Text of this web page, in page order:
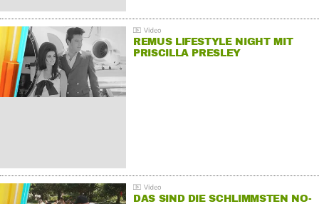
REMUS LIFESTYLE NIGHT MIT
PRISCILLA PRESLEY
DAS SIND DIE SCHLIMMSTEN NO-